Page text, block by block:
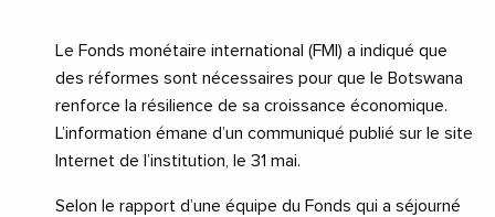
Le Fonds monétaire international (FMI) a indiqué que
des réformes sont nécessaires pour que le Botswana
renforce la résilience de sa croissance économique.
L’information émane d’un communiqué publié sur le site
Internet de l’institution, le 31 mai.
Selon le rapport d’une équipe du Fonds qui a séjourné